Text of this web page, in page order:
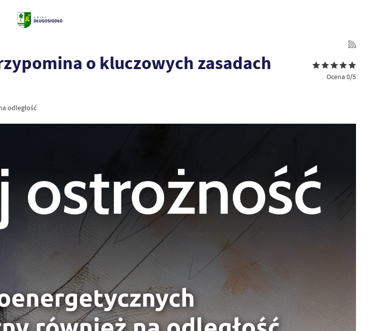
o kluczowych zasadach
Ocena 0/5
odległość